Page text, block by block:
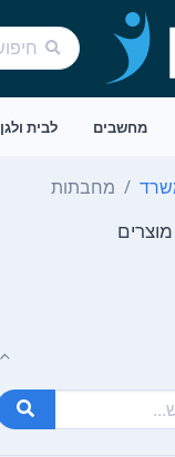
מחשבים לבית ולגן
מחבתות